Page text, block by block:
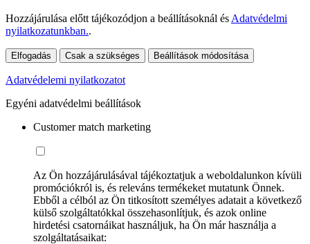
Hozzájárulása előtt tájékozódjon a beállításoknál és Adatvédelmi
nyilatkozatunkban..
Elfogadás Csak a szükséges Beállítások módosítása
Adatvédelemi nyilatkozatot
Egyéni adatvédelmi beállítások
Customer match marketing
Az Ön hozzájárulásával tájékoztatjuk a weboldalunkon kívüli
promóciókról is, és releváns termékeket mutatunk Önnek.
Ebből a célból az Ön titkosított személyes adatait a következő
külső szolgáltatókkal összehasonlítjuk, és azok online
hirdetési csatornáikat használjuk, ha Ön már használja a
szolgáltatásaikat: